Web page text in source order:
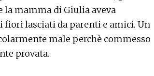
la mamma di Giulia aveva
lasciati da parenti e amici. Un
male perchè commesso
provata.